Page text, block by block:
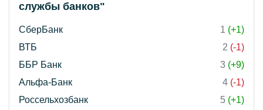
службы банков"
СберБанк 1 (+1)
ВТБ
2 (-1)
ББР Банк
3 (+9)
Альфа-Банк
4 (-1)
Россельхозбанк
5 (+1)